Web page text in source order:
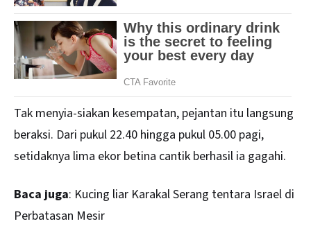
Tak menyia-siakan kesempatan, pejantan itu langsung
beraksi. Dari pukul 22.40 hingga pukul 05.00 pagi,
setidaknya lima ekor betina cantik berhasil ia gagahi.
Baca juga: Kucing liar Karakal Serang tentara Israel di
Perbatasan Mesir